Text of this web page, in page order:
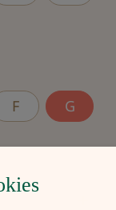
verfügbar.)
zurzeit nicht
F
G